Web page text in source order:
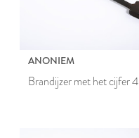
ANONIEM
Brandijzer met het cijfer 4